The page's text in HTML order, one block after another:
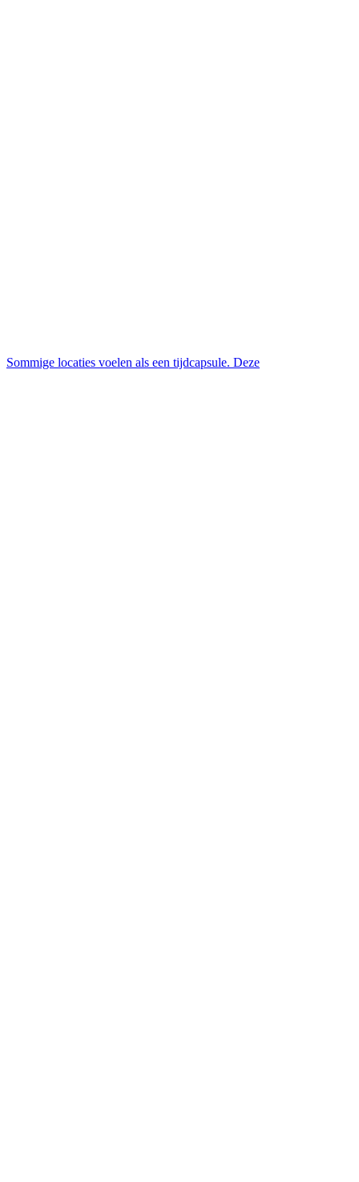
Sommige locaties voelen als een tijdcapsule. Deze